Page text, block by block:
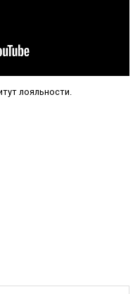
лояльности.